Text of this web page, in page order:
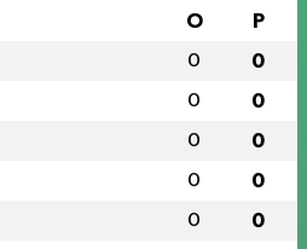
O P
0 0
0 0
0 0
0 0
0 0